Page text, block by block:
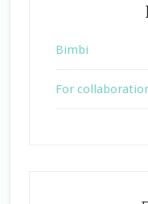
Bimbi
For